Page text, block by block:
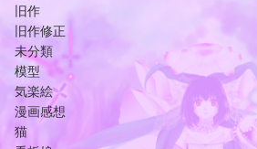
旧作
旧作修正
未分類
模型
気楽絵
漫画感想
猫